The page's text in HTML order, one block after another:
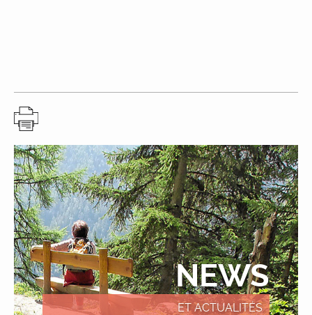
NEWS
ET ACTUALITÉS